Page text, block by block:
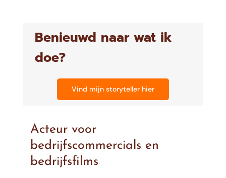
Benieuwd naar wat ik
doe?
Vind mijn storyteller hier
Acteur voor
bedrijfscommercials en
bedrijfsfilms